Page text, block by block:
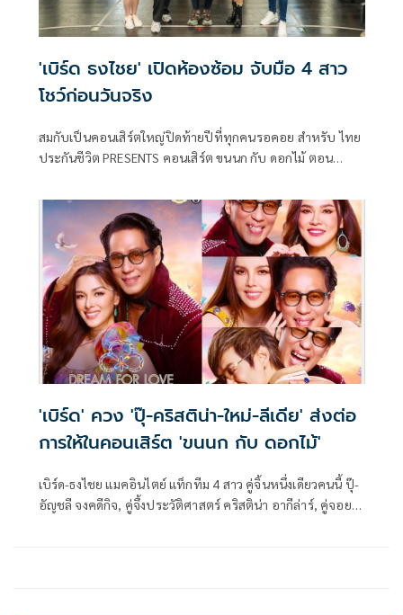
'เบิร์ด ธงไชย' เปิดห้องซ้อม จับมือ 4 สาว
โชว์ก่อนวันจริง
สมกับเป็นคอนเสิร์ตใหญ่ปิดท้ายปีที่ทุกคนรอคอย สำหรับ ไทย
ประกันชีวิต PRESENTS คอนเสิร์ต ขนนก กับ ดอกไม้ ตอน
DUET เพลงรักครั้งใหม่ระหว่างซูเปอร์สตาร์ตลอดกาล เบิร์ด- ธง
ไชย แมคอินไตย์ ที่มาจับคู่ดูโอกับ 4 ศิลปินสาว ปุ๊-อัญชลี จงคดี
กิจ , คริสติน่า อากีล่าร์ , ใหม่ เจริญปุระ และ ลีเดีย ศรัณย์รัตน์
เพื่อสร้างปรากฏการณ์ดูเอ็ทเพลงรักอันสุดไพเราะและสนุกคู่กัน
อีกครั้ง ซึ่งจะจัดขึ้นวันเสาร์ที่ 23 พฤศจิกายน เวลา 19.00 น.
และวันอาทิตย์ที่ 24 พฤศจิกายน 2564 เวลา 17.00 น. ณ อิม
แพ็ค อารีน่า เมืองทองธานี
'เบิร์ด' ควง 'ปุ๊-คริสติน่า-ใหม่-ลีเดีย' ส่งต่อ
การให้ในคอนเสิร์ต 'ขนนก กับ ดอกไม้'
เบิร์ด-ธงไชย แมคอินไตย์ แท็กทีม 4 สาว คู่จิ้นหนึ่งเดียวคนนี้ ปุ๊-
อัญชลี จงคดีกิจ, คู่จึ้งประวัติศาสตร์ คริสติน่า อากีล่าร์, คู่จอย